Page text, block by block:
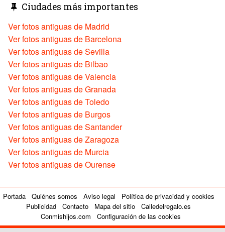
Ciudades más importantes
Ver fotos antiguas de Madrid
Ver fotos antiguas de Barcelona
Ver fotos antiguas de Sevilla
Ver fotos antiguas de Bilbao
Ver fotos antiguas de Valencia
Ver fotos antiguas de Granada
Ver fotos antiguas de Toledo
Ver fotos antiguas de Burgos
Ver fotos antiguas de Santander
Ver fotos antiguas de Zaragoza
Ver fotos antiguas de Murcia
Ver fotos antiguas de Ourense
Portada Quiénes somos Aviso legal
Política de privacidad y cookies
Publicidad
Contacto Mapa del sitio
Calledelregalo.es
Conmishijos.com
Configuración de las cookies